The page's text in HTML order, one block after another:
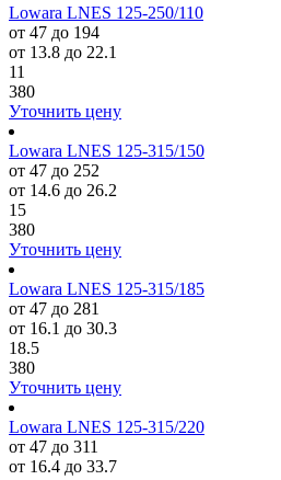
Lowara LNES 125-250/110
от 47 до 194
от 13.8 до 22.1
11
380
Уточнить цену
Lowara LNES 125-315/150
от 47 до 252
от 14.6 до 26.2
15
380
Уточнить цену
Lowara LNES 125-315/185
от 47 до 281
от 16.1 до 30.3
18.5
380
Уточнить цену
Lowara LNES 125-315/220
от 47 до 311
от 16.4 до 33.7